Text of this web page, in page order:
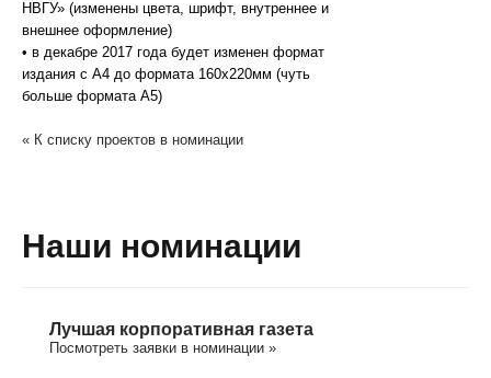
НВГУ» (изменены цвета, шрифт, внутреннее и
внешнее оформление)
• в декабре 2017 года будет изменен формат
издания с А4 до формата 160х220мм (чуть
больше формата А5)
« К списку проектов в номинации
Наши номинации
Лучшая корпоративная газета
Посмотреть заявки в номинации »